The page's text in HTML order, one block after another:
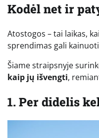
Kodėl net ir
Atostogos – tai laikas,
sprendimas gali
Šiame straipsnyje
kaip jų išvengti,
1. Per didelis